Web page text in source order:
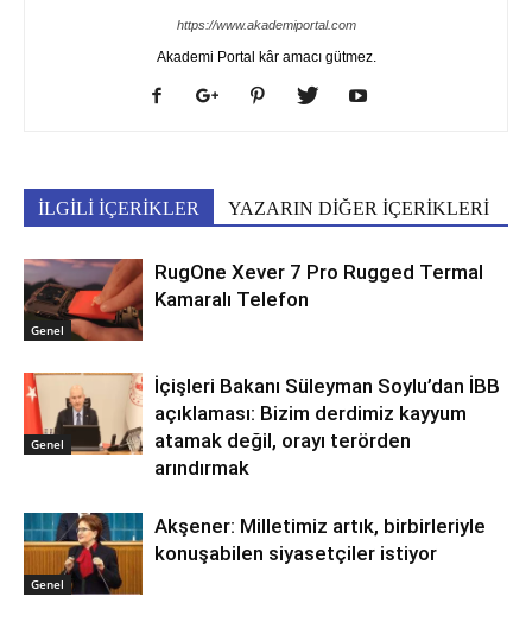
https://www.akademiportal.com
Akademi Portal kâr amacı gütmez.
İLGİLİ İÇERİKLER YAZARIN DİĞER İÇERİKLERİ
Genel
RugOne Xever 7 Pro Rugged Termal
Kamaralı Telefon
Genel
İçişleri Bakanı Süleyman Soylu’dan İBB
açıklaması: Bizim derdimiz kayyum
atamak değil, orayı terörden
arındırmak
Genel
Akşener: Milletimiz artık, birbirleriyle
konuşabilen siyasetçiler istiyor